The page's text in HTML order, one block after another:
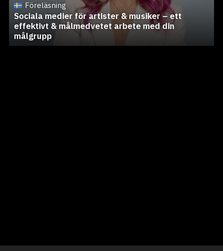
Föreläsning
Sociala medier för artister & musiker – ett
effektivt & målmedvetet arbete med din
målgrupp